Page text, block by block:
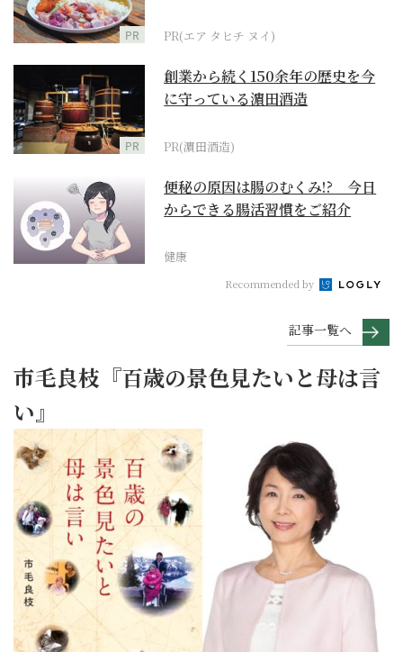
PR PR(エア タヒチ ヌイ)
PR
創業から続く150余年の歴史を今
に守っている濵田酒造
PR(濵田酒造)
便秘の原因は腸のむくみ!? 今日
からできる腸活習慣をご紹介
健康
Recommended by
記事一覧へ
市毛良枝『百歳の景色見たいと母は言
い』